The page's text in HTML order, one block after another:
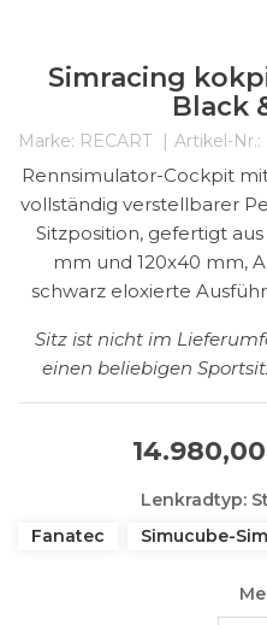
Simracing
Black
Marke: RECART Artikel-Nr.:
Rennsimulator-Cockpit
vollständig verstellbarer
Sitzposition, gefertigt
mm und 120x40 mm,
schwarz eloxierte
Sitz ist nicht im
einen beliebigen
Lenkradtyp:
Fanatec
Simucube-